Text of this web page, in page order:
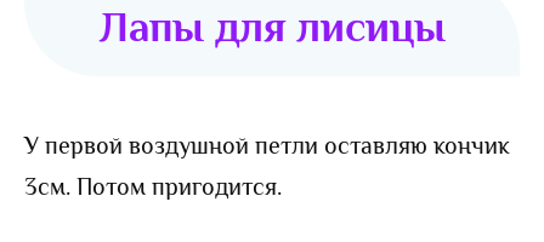
Лапы для лисицы
У первой воздушной петли оставляю кончик
3см. Потом пригодится.